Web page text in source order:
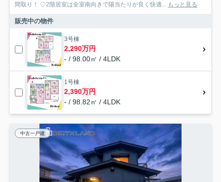
間取り！ ◇2階居室は全室南向きで陽当たりが良く快適... もっと見る
販売中の物件
3号棟
2,290万円
- / 98.00㎡ / 4LDK
1号棟
2,390万円
- / 98.82㎡ / 4LDK
中古一戸建